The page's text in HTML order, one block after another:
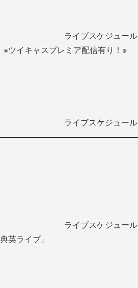
ライブスケジュール
イキャスプレミア配信有り！※
ライブスケジュール
ライブスケジュール
英ライブ」